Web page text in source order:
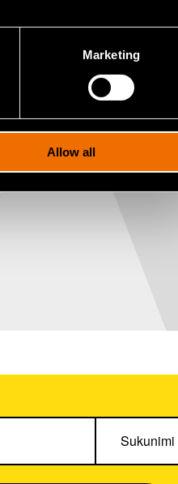
Marketing
Allow all